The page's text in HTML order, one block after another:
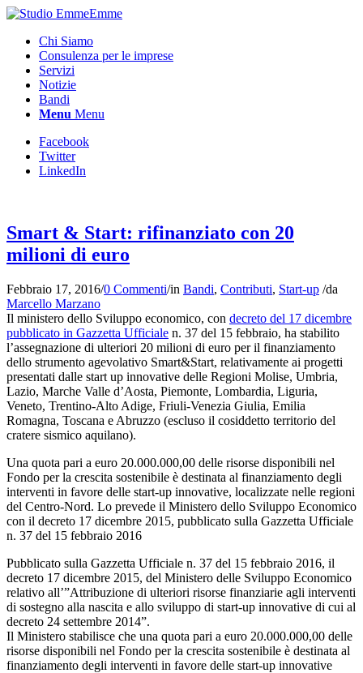
Chi Siamo
Consulenza per le imprese
Servizi
Notizie
Bandi
Menu Menu
Facebook
Twitter
LinkedIn
Smart & Start: rifinanziato con 20
milioni di euro
Febbraio 17, 2016/0 Commenti/in Bandi, Contributi, Start-up /da
Marcello Marzano
Il ministero dello Sviluppo economico, con decreto del 17 dicembre
pubblicato in Gazzetta Ufficiale n. 37 del 15 febbraio, ha stabilito
l’assegnazione di ulteriori 20 milioni di euro per il finanziamento
dello strumento agevolativo Smart&Start, relativamente ai progetti
presentati dalle start up innovative delle Regioni Molise, Umbria,
Lazio, Marche Valle d’Aosta, Piemonte, Lombardia, Liguria,
Veneto, Trentino-Alto Adige, Friuli-Venezia Giulia, Emilia
Romagna, Toscana e Abruzzo (escluso il cosiddetto territorio del
cratere sismico aquilano).
Una quota pari a euro 20.000.000,00 delle risorse disponibili nel
Fondo per la crescita sostenibile è destinata al finanziamento degli
interventi in favore delle start-up innovative, localizzate nelle regioni
del Centro-Nord. Lo prevede il Ministero dello Sviluppo Economico
con il decreto 17 dicembre 2015, pubblicato sulla Gazzetta Ufficiale
n. 37 del 15 febbraio 2016
Pubblicato sulla Gazzetta Ufficiale n. 37 del 15 febbraio 2016, il
decreto 17 dicembre 2015, del Ministero delle Sviluppo Economico
relativo all’”Attribuzione di ulteriori risorse finanziarie agli interventi
di sostegno alla nascita e allo sviluppo di start-up innovative di cui al
decreto 24 settembre 2014”.
Il Ministero stabilisce che una quota pari a euro 20.000.000,00 delle
risorse disponibili nel Fondo per la crescita sostenibile è destinata al
finanziamento degli interventi in favore delle start-up innovative